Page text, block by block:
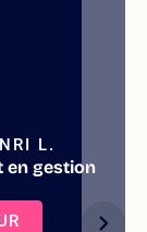
L.
en gestion